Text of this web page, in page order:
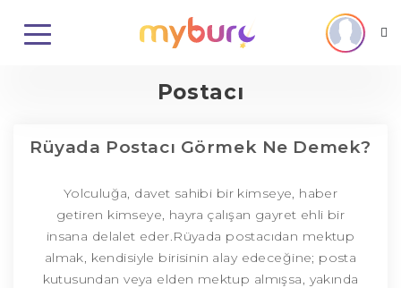
Postacı
Rüyada Postacı Görmek Ne Demek?
Yolculuğa, davet sahibi bir kimseye, haber
getiren kimseye, hayra çalışan gayret ehli bir
insana delalet eder.Rüyada postacıdan mektup
almak, kendisiyle birisinin alay edeceğine; posta
kutusundan veya elden mektup almışsa, yakında